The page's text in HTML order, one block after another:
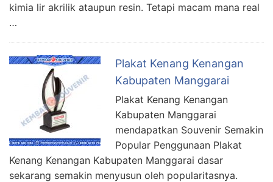
kimia lir akrilik ataupun resin. Tetapi macam mana real
…
Plakat Kenang Kenangan
Kabupaten Manggarai
Plakat Kenang Kenangan
Kabupaten Manggarai
mendapatkan Souvenir Semakin
Popular Penggunaan Plakat
Kenang Kenangan Kabupaten Manggarai dasar
sekarang semakin menyusun oleh popularitasnya.